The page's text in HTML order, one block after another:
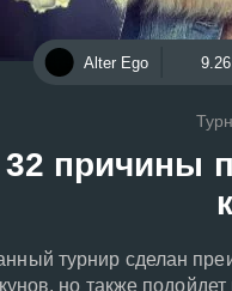
Alter Ego
32 причины
турнир сделан
но также